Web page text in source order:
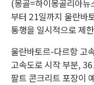
(몽골=하이몽골리아
부터 21일까지 울란바
통행을 일시적으로 제
울란바토르-다르항 고
고속도로 시작 부분,
팔트 콘크리트 포장이